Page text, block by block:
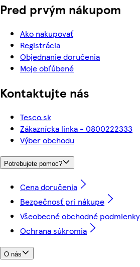
Pred prvým nákupom
Ako nakupovať
Registrácia
Objednanie doručenia
Moje obľúbené
Kontaktujte nás
Tesco.sk
Zákaznícka linka - 0800222333
Výber obchodu
Potrebujete pomoc?
Cena doručenia
Bezpečnosť pri nákupe
Všeobecné obchodné podmienky
Ochrana súkromia
O nás